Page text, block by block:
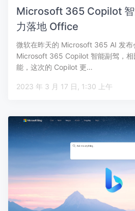
Microsoft 365 Copilot 智
力落地 Office
微软在昨天的 Microsoft 365 AI 发布
Microsoft 365 Copilot 智能副驾，相
能，这次的 Copilot 更…
2023 年 3 月 17 日, 1:30 上午